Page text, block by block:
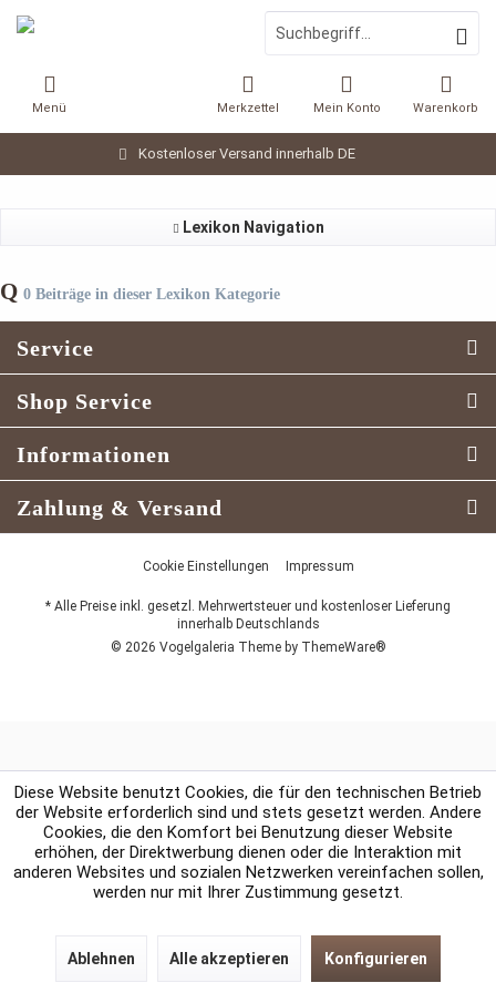
Kostenloser Versand innerhalb DE
Warenkorb
Merkzettel Mein Konto
Menü
Lexikon Navigation
Q 0 Beiträge in dieser Lexikon Kategorie
Service
Shop Service
Informationen
Zahlung & Versand
Cookie Einstellungen Impressum
* Alle Preise inkl. gesetzl. Mehrwertsteuer und kostenloser Lieferung
innerhalb Deutschlands
© 2026 Vogelgaleria Theme by ThemeWare®
Diese Website benutzt Cookies, die für den technischen Betrieb
der Website erforderlich sind und stets gesetzt werden. Andere
Cookies, die den Komfort bei Benutzung dieser Website
erhöhen, der Direktwerbung dienen oder die Interaktion mit
anderen Websites und sozialen Netzwerken vereinfachen sollen,
werden nur mit Ihrer Zustimmung gesetzt.
Ablehnen Alle akzeptieren Konfigurieren